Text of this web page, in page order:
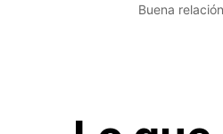
Buena